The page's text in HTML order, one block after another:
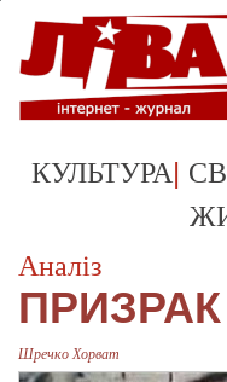
КУЛЬТУРА|
Аналіз
Шречко Хорват